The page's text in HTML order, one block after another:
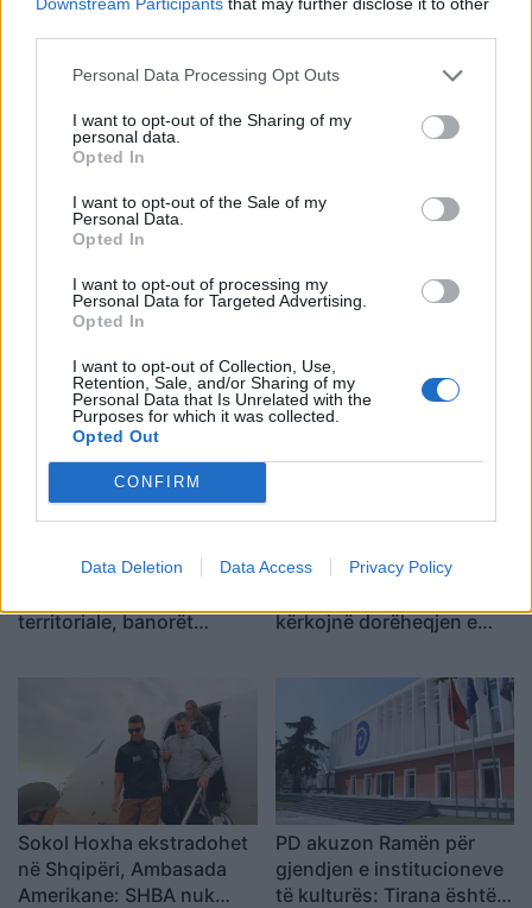
Personal Data Processing Opt Outs
I want to opt-out of the Sharing of my
personal data.
Opted In
I want to opt-out of the Sale of my
Personal Data.
Opted In
I want to opt-out of processing my
Personal Data for Targeted Advertising.
Opted In
I want to opt-out of Collection, Use,
Retention, Sale, and/or Sharing of my
Personal Data that Is Unrelated with the
Purposes for which it was collected.
Opted Out
CONFIRM
Data Deletion Data Access Privacy Policy
Përfundon protesta e 69-
të kundër kryeministrit,
Ramës dhe Berishës:
“Nesër do të jemi më
shumë, nuk ndalemi”
Zjarret në vend, Ministria
banuara jashtë rrezikut
Protesta e dytë në
territoriale, banorët
Protesta e 69 kundër
kërkojnë dorëheqjen e
sheshin “Skënderbej”:
Fuqia qëndron te
bashkimi
Sokol Hoxha ekstradohet
në Shqipëri, Ambasada
Amerikane: SHBA nuk
PD akuzon Ramën për
gjendjen e institucioneve
të kulturës: Tirana është